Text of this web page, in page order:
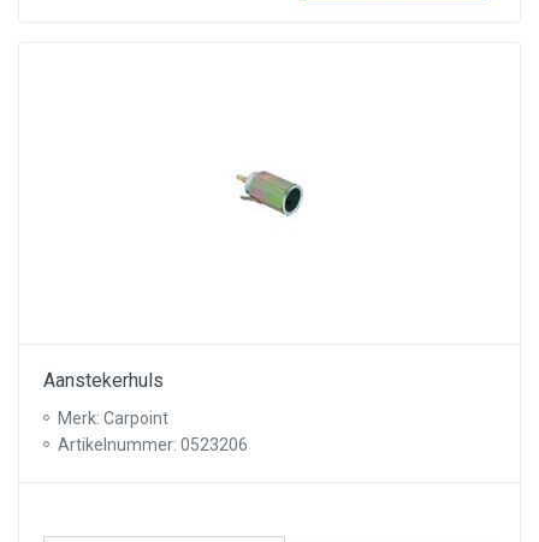
Aanstekerhuls
Merk: Carpoint
Artikelnummer: 0523206